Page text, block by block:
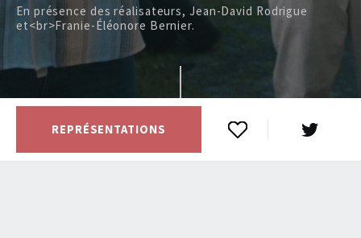
En présence des réalisateurs, Jean-David Rodrigue
et<br>Franie-Éléonore Bernier.
REPRÉSENTATIONS